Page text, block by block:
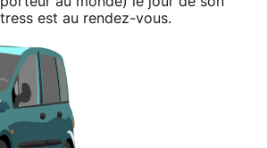
est au rendez-vous.